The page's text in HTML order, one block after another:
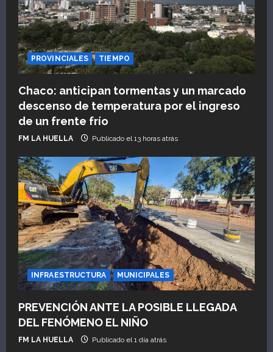
PROVINCIALES TIEMPO
Chaco: anticipan tormentas y un marcado
descenso de temperatura por el ingreso
de un frente frío
FM LA HUELLA Publicado el 13 horas atrás
INFRAESTRUCTURA MUNICIPALES
PREVENCIÓN ANTE LA POSIBLE LLEGADA
DEL FENÓMENO EL NIÑO
FM LA HUELLA Publicado el 1 día atrás